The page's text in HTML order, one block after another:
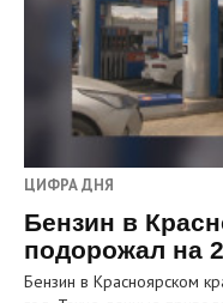
ЦИФРА ДНЯ
Бензин в
подорожал на
Бензин в Красноярском